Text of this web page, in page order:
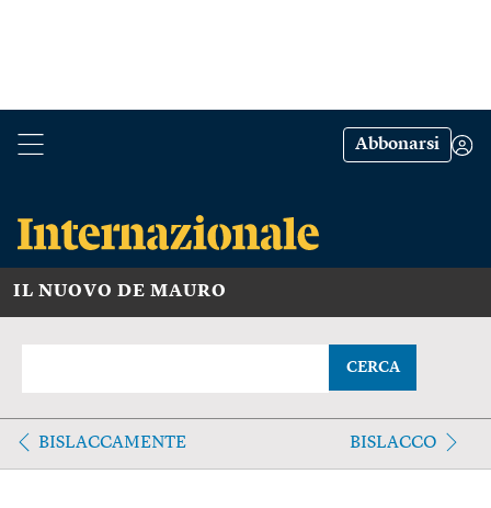
Abbonarsi
IL NUOVO DE MAURO
CERCA
BISLACCAMENTE BISLACCO